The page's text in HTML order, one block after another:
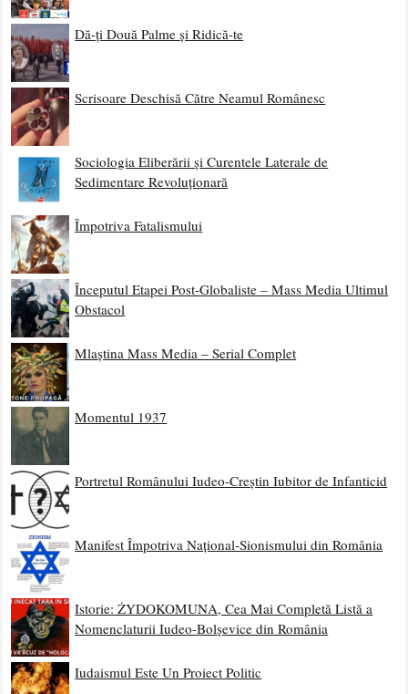
Dă-ți Două Palme și Ridică-te
Scrisoare Deschisă Către Neamul Românesc
Sociologia Eliberării și Curentele Laterale de
Sedimentare Revoluționară
Împotriva Fatalismului
Începutul Etapei Post-Globaliste – Mass Media Ultimul
Obstacol
Mlaștina Mass Media – Serial Complet
Momentul 1937
Portretul Românului Iudeo-Creștin Iubitor de Infanticid
Manifest Împotriva Național-Sionismului din România
Istorie: ŻYDOKOMUNA, Cea Mai Completă Listă a
Nomenclaturii Iudeo-Bolșevice din România
Iudaismul Este Un Proiect Politic